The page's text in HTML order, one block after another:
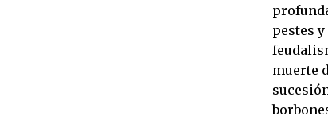
pestes
muerte